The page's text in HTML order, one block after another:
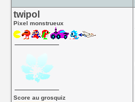
twipol
Pixel monstrueux
Score au grosquiz